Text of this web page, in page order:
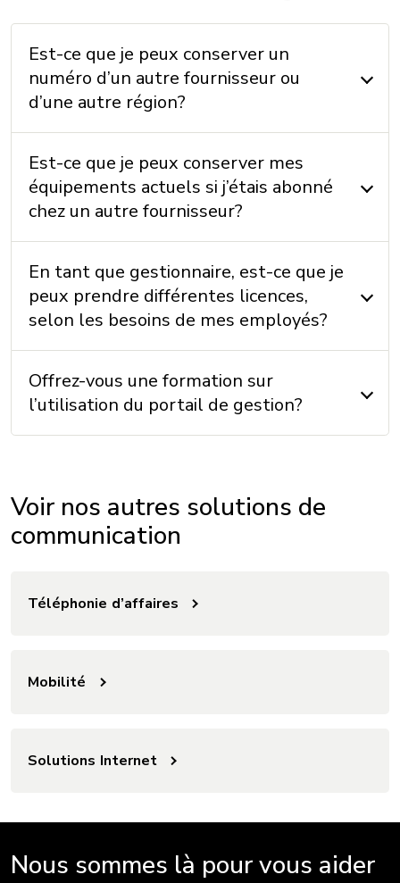
Est-ce que je peux conserver un
numéro d’un autre fournisseur ou
d’une autre région?
Est-ce que je peux conserver mes
équipements actuels si j’étais abonné
chez un autre fournisseur?
En tant que gestionnaire, est-ce que je
peux prendre différentes licences,
selon les besoins de mes employés?
Offrez-vous une formation sur
l’utilisation du portail de gestion?
Voir nos autres solutions de
communication
Téléphonie d’affaires
Mobilité
Solutions Internet
Nous sommes là pour vous aider